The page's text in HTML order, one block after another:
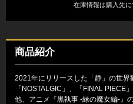
在庫情報は購入先に
商品紹介
2021年にリリースした「静」の世界
「NOSTALGIC」、「FINAL PIECE
他、アニメ『黒執事 -緑の魔女編-』